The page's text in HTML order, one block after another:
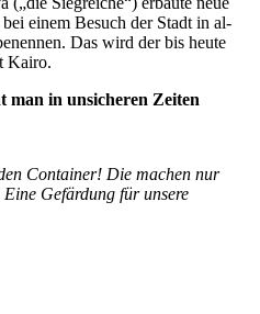
einem Besuch der Stadt in al-
Das wird der bis heute
Kairo.
man in unsicheren Zeiten
Container! Die machen nur
Gefärdung für unsere